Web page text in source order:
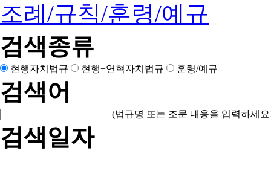
조례/규칙/훈령/예규
검색종류
현행자치법규 현행+연혁자치법규 훈령/예규
검색어
(법규명 또는 조문 내용을 입력하세
검색일자